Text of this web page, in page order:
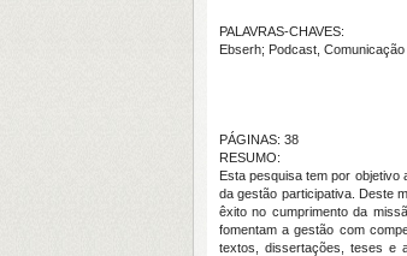
PALAVRAS-CHAVES:
Ebserh; Podcast,
PÁGINAS: 38
RESUMO:
Esta pesquisa tem por
da gestão participativa. Deste
êxito no cumprimento da
fomentam a gestão com
textos, dissertações, teses e